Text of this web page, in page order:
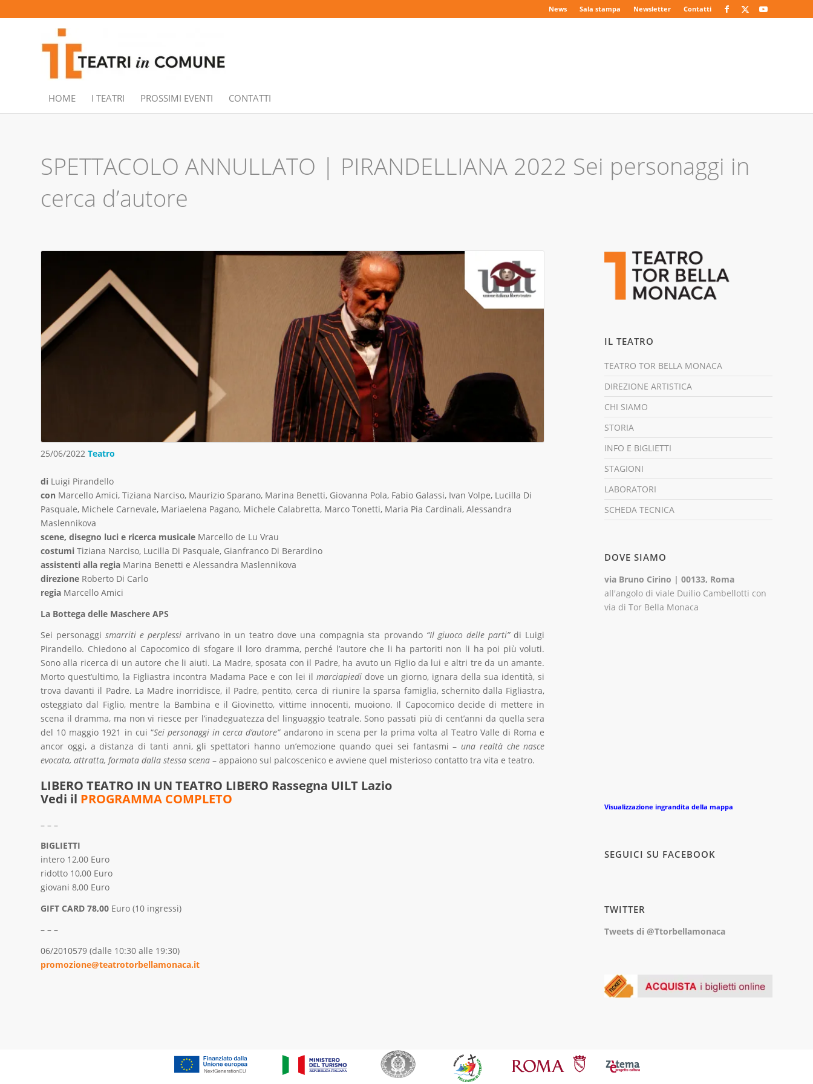
News Sala stampa Newsletter Contatti
HOME I TEATRI PROSSIMI EVENTI CONTATTI
SPETTACOLO ANNULLATO | PIRANDELLIANA 2022 Sei personaggi in
cerca d’autore
25/06/2022 Teatro
di Luigi Pirandello
con Marcello Amici, Tiziana Narciso, Maurizio Sparano, Marina Benetti, Giovanna Pola, Fabio Galassi, Ivan Volpe, Lucilla Di
Pasquale, Michele Carnevale, Mariaelena Pagano, Michele Calabretta, Marco Tonetti, Maria Pia Cardinali, Alessandra
Maslennikova
scene, disegno luci e ricerca musicale Marcello de Lu Vrau
costumi Tiziana Narciso, Lucilla Di Pasquale, Gianfranco Di Berardino
assistenti alla regia Marina Benetti e Alessandra Maslennikova
direzione Roberto Di Carlo
regia Marcello Amici
La Bottega delle Maschere APS
Sei personaggismarriti e perplessi arrivano in un teatro dove una compagnia sta provando “Il giuoco delle parti”di Luigi
Pirandello. Chiedono al Capocomico di sfogare il loro dramma, perché l’autore che li ha partoriti non li ha poi più voluti.
Sono alla ricerca di un autore che li aiuti. La Madre, sposata con il Padre, ha avuto un Figlio da lui e altri tre da un amante.
Morto quest’ultimo, la Figliastra incontra Madama Pace e con lei ilmarciapiedi dove un giorno, ignara della sua identità, si
trova davanti il Padre. La Madre inorridisce, il Padre, pentito, cerca di riunire la sparsa famiglia, schernito dalla Figliastra,
osteggiato dal Figlio, mentre la Bambina e il Giovinetto, vittime innocenti, muoiono. Il Capocomico decide di mettere in
scena il dramma, ma non vi riesce per l’inadeguatezza del linguaggio teatrale. Sono passati più di cent’anni da quella sera
del 10 maggio 1921 in cui “Sei personaggi in cerca d’autore”andarono in scena per la prima volta al Teatro Valle di Roma e
ancor oggi, a distanza di tanti anni, gli spettatori hanno un’emozione quando quei sei fantasmi –una realtà che nasce
evocata, attratta, formata dalla stessa scena – appaiono sul palcoscenico e avviene quel misterioso contatto tra vita e teatro.
LIBERO TEATRO IN UN TEATRO LIBERO Rassegna UILT Lazio
Vedi il PROGRAMMA COMPLETO
– – –
BIGLIETTI
intero 12,00 Euro
ridotto 10,00 Euro
giovani 8,00 Euro
GIFT CARD 78,00 Euro (10 ingressi)
– – –
06/2010579 (dalle 10:30 alle 19:30)
promozione@teatrotorbellamonaca.it
IL TEATRO
TEATRO TOR BELLA MONACA
DIREZIONE ARTISTICA
CHI SIAMO
STORIA
INFO E BIGLIETTI
STAGIONI
LABORATORI
SCHEDA TECNICA
DOVE SIAMO
via Bruno Cirino | 00133, Roma
all'angolo di viale Duilio Cambellotti con
via di Tor Bella Monaca
Visualizzazione ingrandita della mappa
SEGUICI SU FACEBOOK
TWITTER
Tweets di @Ttorbellamonaca